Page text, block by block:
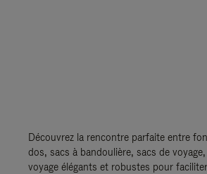
Découvrez la rencontre parfaite entre
dos, sacs à bandoulière, sacs de
voyage élégants et robustes pour